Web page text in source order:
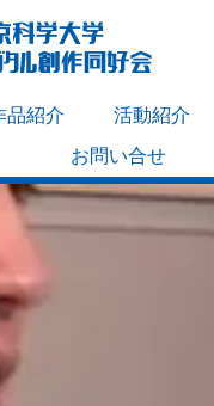
品紹介
活動紹介
お問い合せ